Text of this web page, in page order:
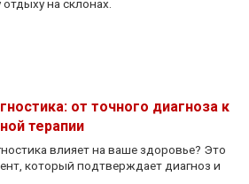
на склонах.
от точного диагноза к
терапии
влияет на ваше здоровье? Это
который подтверждает диагноз и